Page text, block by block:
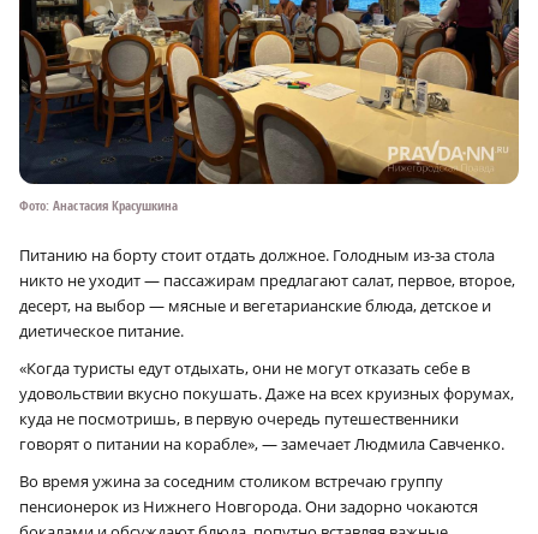
Фото: Анастасия Красушкина
Питанию на борту стоит отдать должное. Голодным из-за стола
никто не уходит — пассажирам предлагают салат, первое, второе,
десерт, на выбор — мясные и вегетарианские блюда, детское и
диетическое питание.
«Когда туристы едут отдыхать, они не могут отказать себе в
удовольствии вкусно покушать. Даже на всех круизных форумах,
куда не посмотришь, в первую очередь путешественники
говорят о питании на корабле», — замечает Людмила Савченко.
Во время ужина за соседним столиком встречаю группу
пенсионерок из Нижнего Новгорода. Они задорно чокаются